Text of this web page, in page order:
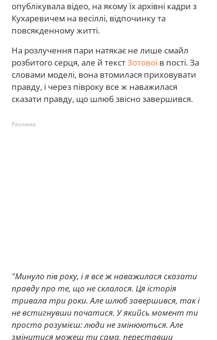
опублікувала відео, на якому їх архівні кадри з
Кухаревичем на весіллі, відпочинку та
повсякденному житті.
На розлучення пари натякає не лише смайл
розбитого серця, але й текстЗотовоїв пості. За
словами моделі, вона втомилася приховувати
правду, і через півроку все ж наважилася
сказати правду, що шлюб звісно завершився.
Реклама
"Минуло пів року, і я все ж наважилася сказати
правду про те, що не склалося. Ця історія
тривала три роки. Але шлюб завершився, так і
не встигнувши початися. У якийсь момент ти
просто розумієш: люди не змінюються. Але
змінитися можеш ти сама, переставши